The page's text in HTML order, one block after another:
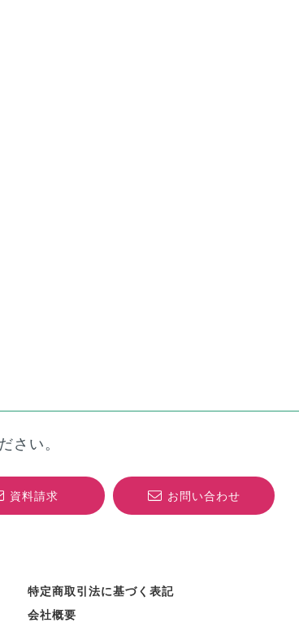
さい。
資料請求 お問い合わせ
特定商取引法に基づく表記
会社概要